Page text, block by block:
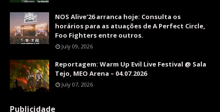
NOS Alive'26 arranca hoje: Consulta os
horários para as atuações de A Perfect Circle,
Foo Fighters entre outros.
July 09, 2026
Reportagem: Warm Up Evil Live Festival @ Sala
Tejo, MEO Arena – 04.07.2026
July 07, 2026
Publicidade